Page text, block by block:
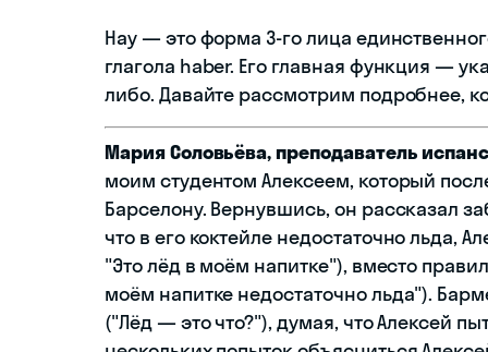
Hay — это форма 3-го лица
глагола haber. Его главная функция —
либо. Давайте рассмотрим подробнее,
Мария Соловьёва, преподаватель
моим студентом Алексеем, который
Барселону. Вернувшись, он рассказал
что в его коктейле недостаточно льда,
"Это лёд в моём напитке"), вместо
моём напитке недостаточно льда").
("Лёд — это что?"), думая, что Алексей